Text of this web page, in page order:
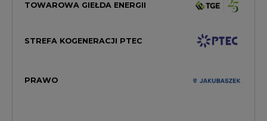
TOWAROWA GIEŁDA ENERGII
STREFA KOGENERACJI PTEC
PRAWO